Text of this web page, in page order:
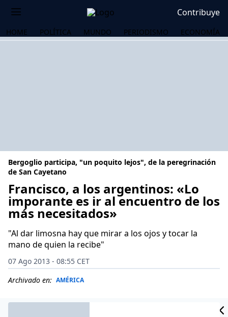
Contribuye
HOME POLÍTICA MUNDO PERIODISMO ECONOMÍA
Bergoglio participa, "un poquito lejos", de la peregrinación
de San Cayetano
Francisco, a los argentinos: «Lo
imporante es ir al encuentro de los
más necesitados»
"Al dar limosna hay que mirar a los ojos y tocar la
mano de quien la recibe"
07 Ago 2013 - 08:55 CET
Archivado en: AMÉRICA